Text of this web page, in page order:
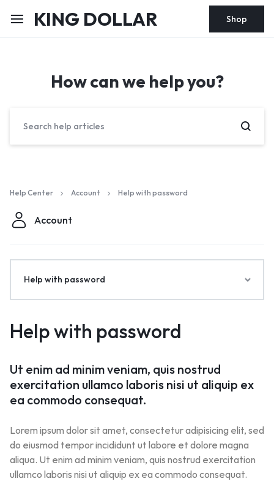
KING DOLLAR Shop
How can we help you?
Help Center Account Help with password
Account
Help with password
Ut enim ad minim veniam, quis nostrud
exercitation ullamco laboris nisi ut aliquip ex
ea commodo consequat.
Lorem ipsum dolor sit amet, consectetur adipisicing elit, sed
do eiusmod tempor incididunt ut labore et dolore magna
aliqua. Ut enim ad minim veniam, quis nostrud exercitation
ullamco laboris nisi ut aliquip ex ea commodo consequat.
Help with password